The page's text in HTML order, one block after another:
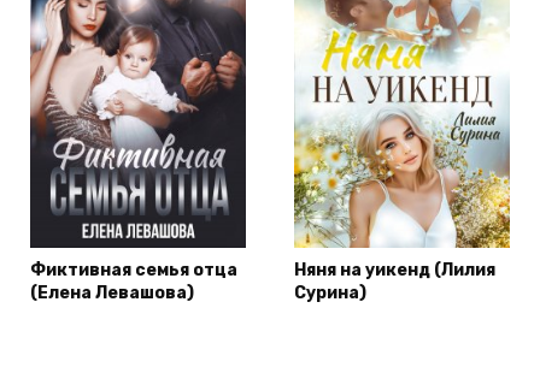
Фиктивная семья отца
(Елена Левашова)
Няня на уикенд (Лилия
Сурина)